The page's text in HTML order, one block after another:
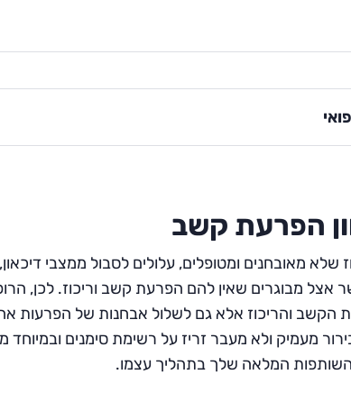
הפרעת קשב
מאובחנים ומטופלים, עלולים לסבול ממצבי
אצל מבוגרים שאין להם הפרעת קשב וריכוז. לכן,
והריכוז אלא גם לשלול אבחנות של הפרעות
מעמיק ולא מעבר זריז על רשימת סימנים
המלאה שלך בתהליך עצמו.